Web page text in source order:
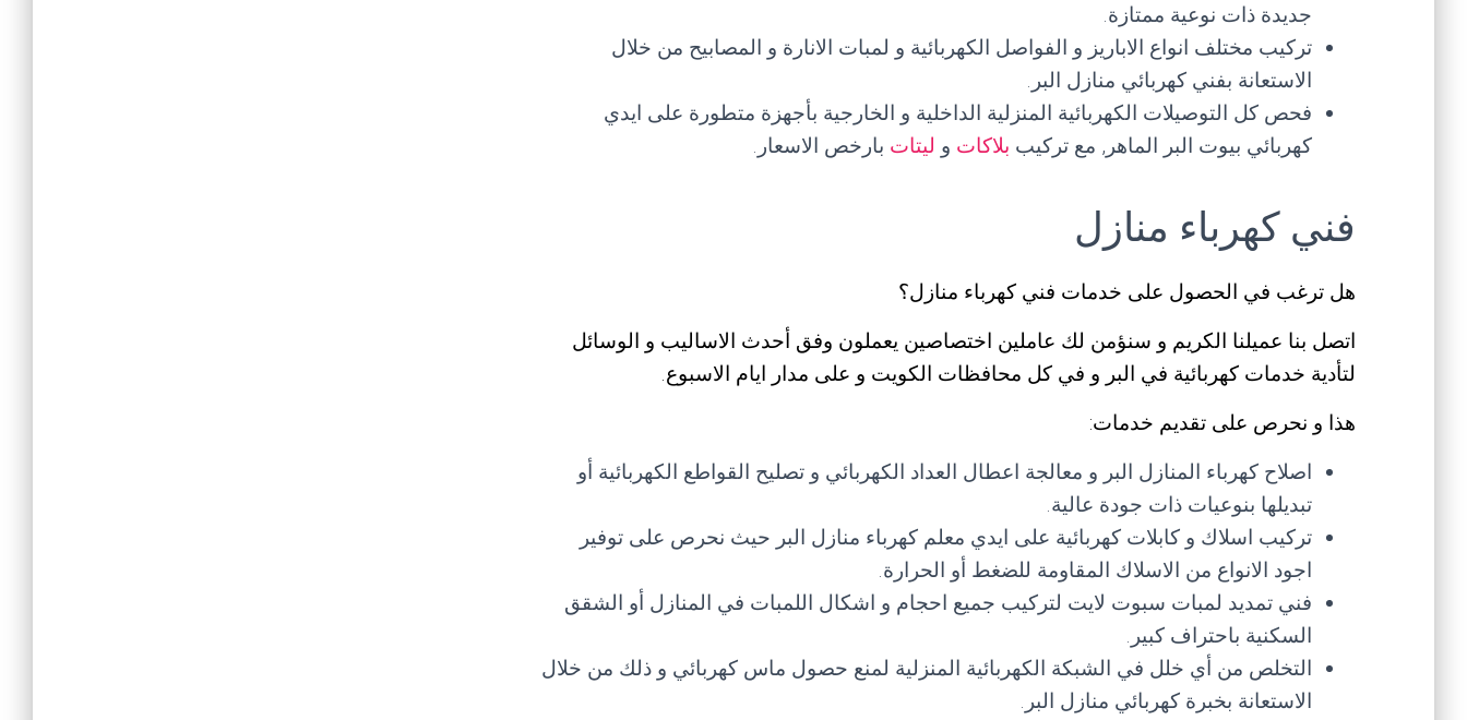
جديدة ذات نوعية ممتازة.
تركيب مختلف انواع الاباريز و الفواصل الكهربائية و لمبات الانارة و المصابيح من خلال
الاستعانة بفني كهربائي منازل البر.
فحص كل التوصيلات الكهربائية المنزلية الداخلية و الخارجية بأجهزة متطورة على ايدي
كهربائي بيوت البر الماهر, مع تركيب بلاكات و ليتات بارخص الاسعار.
فني كهرباء منازل
هل ترغب في الحصول على خدمات فني كهرباء منازل؟
اتصل بنا عميلنا الكريم و سنؤمن لك عاملين اختصاصين يعملون وفق أحدث الاساليب و الوسائل
لتأدية خدمات كهربائية في البر و في كل محافظات الكويت و على مدار ايام الاسبوع.
هذا و نحرص على تقديم خدمات:
اصلاح كهرباء المنازل البر و معالجة اعطال العداد الكهربائي و تصليح القواطع الكهربائية أو
تبديلها بنوعيات ذات جودة عالية.
تركيب اسلاك و كابلات كهربائية على ايدي معلم كهرباء منازل البر حيث نحرص على توفير
اجود الانواع من الاسلاك المقاومة للضغط أو الحرارة.
فني تمديد لمبات سبوت لايت لتركيب جميع احجام و اشكال اللمبات في المنازل أو الشقق
السكنية باحتراف كبير.
التخلص من أي خلل في الشبكة الكهربائية المنزلية لمنع حصول ماس كهربائي و ذلك من خلال
الاستعانة بخبرة كهربائي منازل البر.